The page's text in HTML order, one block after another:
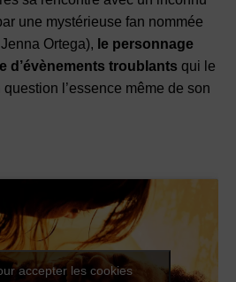
une mystérieuse fan nommée
Ortega), le personnage
d’évènements troublants qui le
l’essence même de son
accepter les cookies